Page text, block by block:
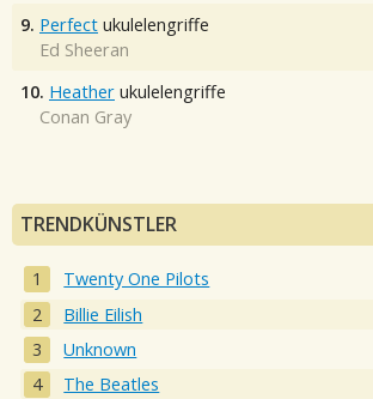
9. Perfect ukulelengriffe
Ed Sheeran
10. Heather ukulelengriffe
Conan Gray
TRENDKÜNSTLER
Twenty One Pilots
Billie Eilish
Unknown
The Beatles